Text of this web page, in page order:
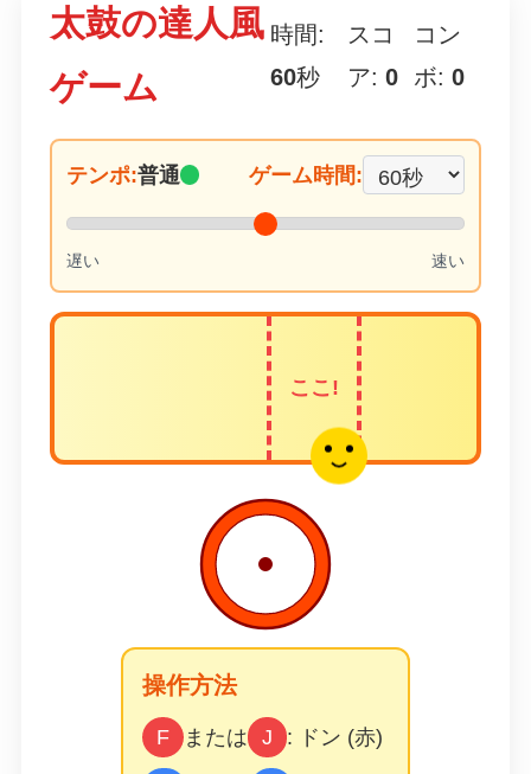
太鼓の達人風
ゲーム
時間:
60秒
スコ
ア: 0
コン
ボ:0
テンポ:普通 ゲーム時間:
遅い 速い
ここ!
操作方法
F または J : ドン (赤)